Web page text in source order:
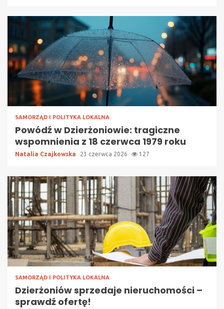
SAMORZĄD I POLITYKA LOKALNA
Powódź w Dzierżoniowie: tragiczne
wspomnienia z 18 czerwca 1979 roku
Natalia Czajkowska 23 czerwca 2026 127
SAMORZĄD I POLITYKA LOKALNA
Dzierżoniów sprzedaje nieruchomości –
sprawdź ofertę!